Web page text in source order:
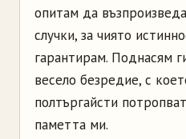
опитам да
случки, за чиято
гарантирам. Поднасям
весело безредие, с
полтъргайсти
паметта ми.